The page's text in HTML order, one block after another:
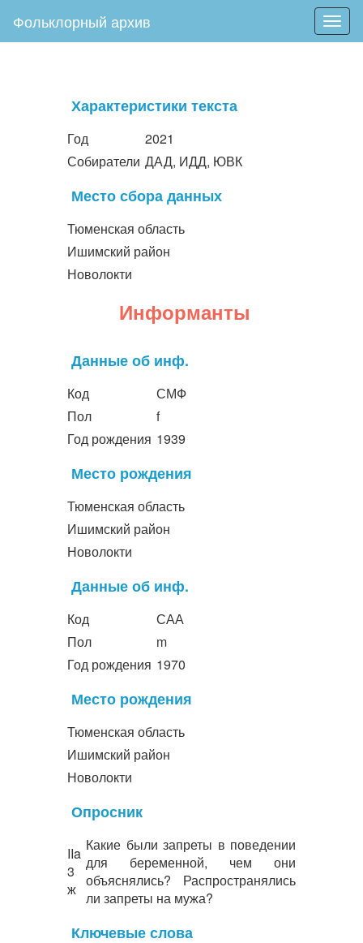
Фольклорный архив
Характеристики текста
Год
2021
Собиратели ДАД, ИДД, ЮВК
Место сбора данных
Тюменская область
Ишимский район
Новолокти
Информанты
Данные об инф.
Код
СМФ
Пол
f
Год рождения 1939
Место рождения
Тюменская область
Ишимский район
Новолокти
Данные об инф.
Код
САА
Пол
m
Год рождения 1970
Место рождения
Тюменская область
Ишимский район
Новолокти
Опросник
IIa
3
ж
Какие были запреты в поведении
для беременной, чем они
объяснялись? Распространялись
ли запреты на мужа?
Ключевые слова